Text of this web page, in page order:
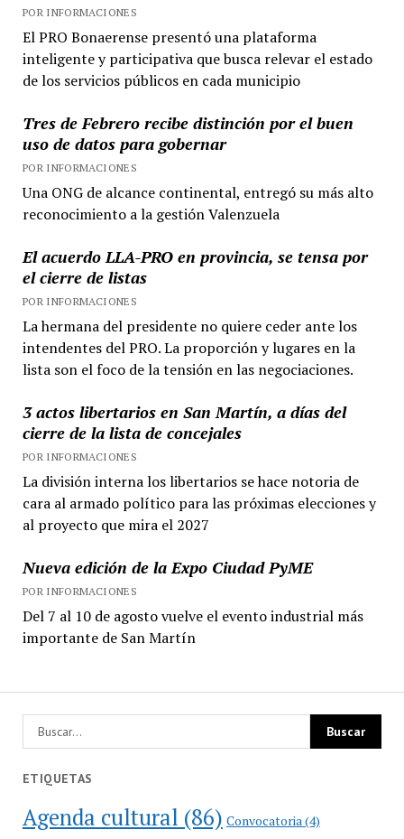
POR INFORMACIONES
El PRO Bonaerense presentó una plataforma
inteligente y participativa que busca relevar el estado
de los servicios públicos en cada municipio
Tres de Febrero recibe distinción por el buen
uso de datos para gobernar
POR INFORMACIONES
Una ONG de alcance continental, entregó su más alto
reconocimiento a la gestión Valenzuela
El acuerdo LLA-PRO en provincia, se tensa por
el cierre de listas
POR INFORMACIONES
La hermana del presidente no quiere ceder ante los
intendentes del PRO. La proporción y lugares en la
lista son el foco de la tensión en las negociaciones.
3 actos libertarios en San Martín, a días del
cierre de la lista de concejales
POR INFORMACIONES
La división interna los libertarios se hace notoria de
cara al armado político para las próximas elecciones y
al proyecto que mira el 2027
Nueva edición de la Expo Ciudad PyME
POR INFORMACIONES
Del 7 al 10 de agosto vuelve el evento industrial más
importante de San Martín
ETIQUETAS
Agenda cultural (86) Convocatoria (4)